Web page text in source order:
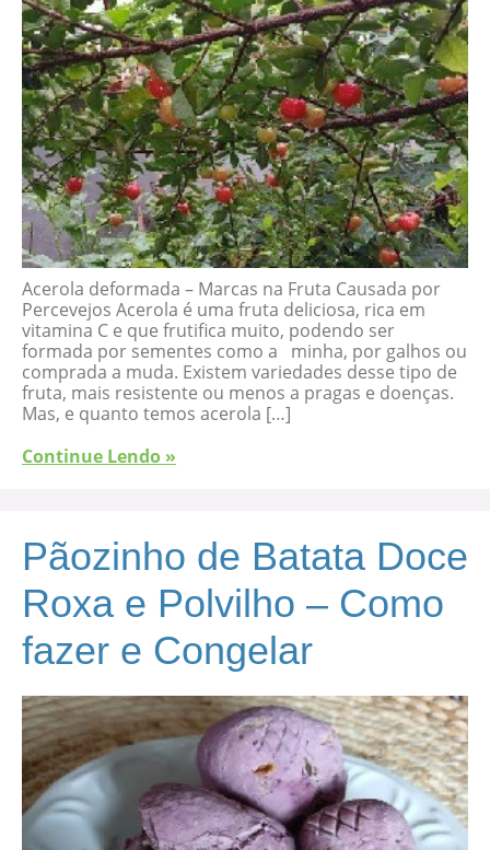
Acerola deformada – Marcas na Fruta Causada por
Percevejos Acerola é uma fruta deliciosa, rica em
vitamina C e que frutifica muito, podendo ser
formada por sementes como a minha, por galhos ou
comprada a muda. Existem variedades desse tipo de
fruta, mais resistente ou menos a pragas e doenças.
Mas, e quanto temos acerola […]
Continue Lendo »
Pãozinho de Batata Doce
Roxa e Polvilho – Como
fazer e Congelar